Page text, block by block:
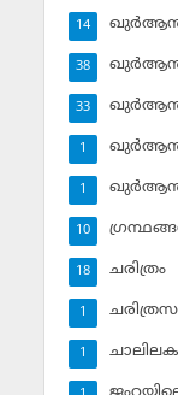
ഖുര്‍ആന്‍-
14
38
33
1
1
10
ചരിത്രം
18
1
1